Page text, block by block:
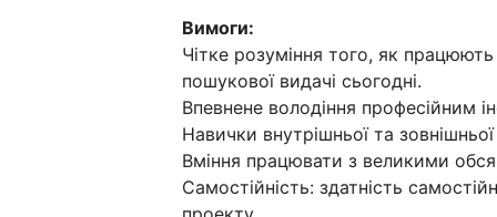
Вимоги:
Чітке розуміння того, як
пошукової видачі сьогодні.
Впевнене володіння професійним
Навички внутрішньої та зовнішньої
Вміння працювати з великими
Самостійність: здатність